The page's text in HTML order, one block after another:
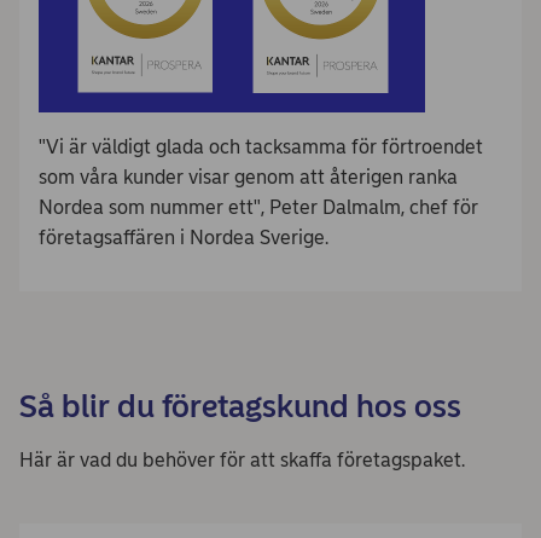
"Vi är väldigt glada och tacksamma för förtroendet
som våra kunder visar genom att återigen ranka
Nordea som nummer ett", Peter Dalmalm, chef för
företagsaffären i Nordea Sverige.
Så blir du företagskund hos oss
Här är vad du behöver för att skaffa företagspaket.